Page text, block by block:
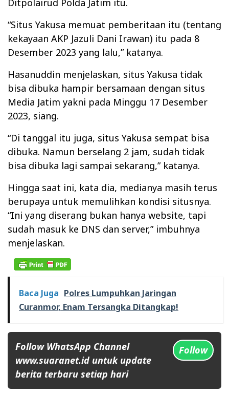
Ditpolairud Polda Jatim itu.
“Situs Yakusa memuat pemberitaan itu (tentang
kekayaan AKP Jazuli Dani Irawan) itu pada 8
Desember 2023 yang lalu,” katanya.
Hasanuddin menjelaskan, situs Yakusa tidak
bisa dibuka hampir bersamaan dengan situs
Media Jatim yakni pada Minggu 17 Desember
2023, siang.
“Di tanggal itu juga, situs Yakusa sempat bisa
dibuka. Namun berselang 2 jam, sudah tidak
bisa dibuka lagi sampai sekarang,” katanya.
Hingga saat ini, kata dia, medianya masih terus
berupaya untuk memulihkan kondisi situsnya.
“Ini yang diserang bukan hanya website, tapi
sudah masuk ke DNS dan server,” imbuhnya
menjelaskan.
Baca Juga Polres Lumpuhkan Jaringan
Curanmor, Enam Tersangka Ditangkap!
Follow WhatsApp Channel
www.suaranet.id untuk update
berita terbaru setiap hari
Follow